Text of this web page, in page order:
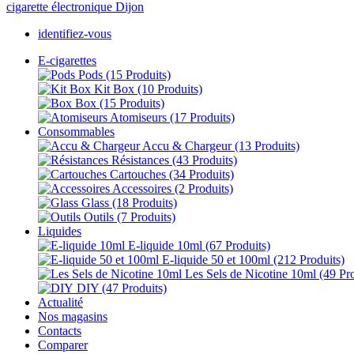
identifiez-vous
E-cigarettes
Pods (15 Produits)
Kit Box (10 Produits)
Box (15 Produits)
Atomiseurs (17 Produits)
Consommables
Accu & Chargeur(13 Produits)
Résistances (43 Produits)
Cartouches (34 Produits)
Accessoires (2 Produits)
Glass (18 Produits)
Outils (7 Produits)
Liquides
E-liquide 10ml (67 Produits)
E-liquide 50 et 100ml (212 Produits)
Les Sels de Nicotine 10ml (49
DIY (47 Produits)
Actualité
Nos magasins
Contacts
Comparer